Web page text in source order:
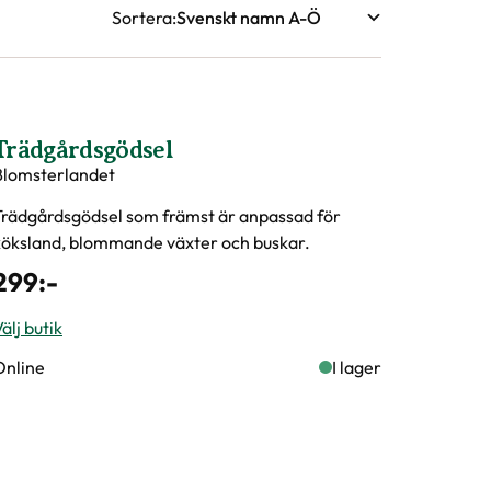
Sortera
som främst är anpassad för
blommande växter och buskar.
:-
butik
I lager